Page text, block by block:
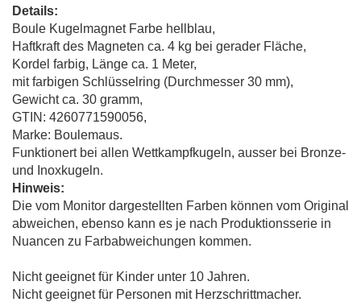
Details:
Boule Kugelmagnet Farbe hellblau,
Haftkraft des Magneten ca. 4 kg bei gerader Fläche,
Kordel farbig, Länge ca. 1 Meter,
mit farbigen Schlüsselring (Durchmesser 30 mm),
Gewicht ca. 30 gramm,
GTIN: 4260771590056,
Marke: Boulemaus.
Funktionert bei allen Wettkampfkugeln, ausser bei Bronze-
und Inoxkugeln.
Hinweis:
Die vom Monitor dargestellten Farben können vom Original
abweichen, ebenso kann es je nach Produktionsserie in
Nuancen zu Farbabweichungen kommen.
Nicht geeignet für Kinder unter 10 Jahren.
Nicht geeignet für Personen mit Herzschrittmacher.